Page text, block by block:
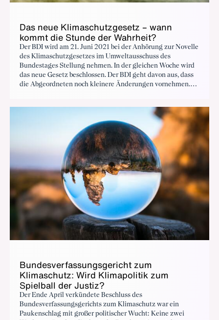
Das neue Klimaschutzgesetz – wann
kommt die Stunde der Wahrheit?
Der BDI wird am 21. Juni 2021 bei der Anhörung zur Novelle
des Klimaschutzgesetzes im Umweltausschuss des
Bundestages Stellung nehmen. In der gleichen Woche wird
das neue Gesetz beschlossen. Der BDI geht davon aus, dass
die Abgeordneten noch kleinere Änderungen vornehmen.
nämlich wie die Verschärfungen für Bürgerinnen, Bürger
und Unternehmen funktionieren sollen.
Bundesverfassungsgericht zum
Klimaschutz: Wird Klimapolitik zum
Spielball der Justiz?
Der Ende April verkündete Beschluss des
Bundesverfassungsgerichts zum Klimaschutz war ein
Paukenschlag mit großer politischer Wucht: Keine zwei